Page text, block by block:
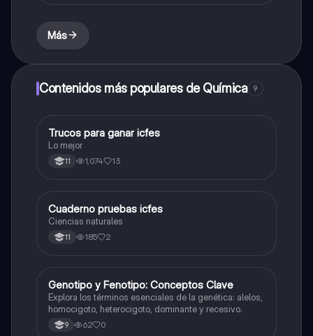
Más
Contenidos más populares de Química 9
Química
Trucos para ganar icfes
Lo mejor
11 1,074 13
Biologia
Cuaderno pruebas icfes
Ciencias naturales
11 185 2
GBiologia
Genotipo y Fenotipo: Conceptos Clave
Explora los términos esenciales de la genética: alelos,
homocigoto, heterocigoto, dominante y recesivo.
9 62 0